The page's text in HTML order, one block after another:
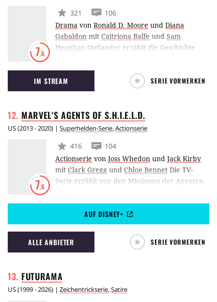
7.6
321
106
Drama von Ronald D. Moore und Diana
Gabaldon mit Caitriona Balfe und Sam
Heughan Outlander erzählt die Geschichte
im Zweiten Weltkrieg. Plötzlich findet sich
Claire jedoch im Jahre 1743 wieder. Dort lernt
sie den jungen, schottischen Krieger Jamie
zwischen der Liebe in zwei Welten.
IM STREAM SERIE VORMERKEN
MARVEL'S AGENTS OFS.H.I.E.L.D.
US(2013 - 2020) | Superhelden-Serie,Actionserie
7.6
416
104
Actionserie von Joss Whedon und Jack Kirby
mit Clark Gregg und Chloe Bennet Die TV-
Serie erzählt von den Missionen der Agenten
Enforcement and Logistics Division”, kurz:
“S.H.I.E.L.D.”, bekannt aus dem Kinofilm “The
Avengers”.
AUF DISNEY+
ALLE ANBIETER SERIE VORMERKEN
FUTURAMA
US(1999 - 2026) | Zeichentrickserie,Satire